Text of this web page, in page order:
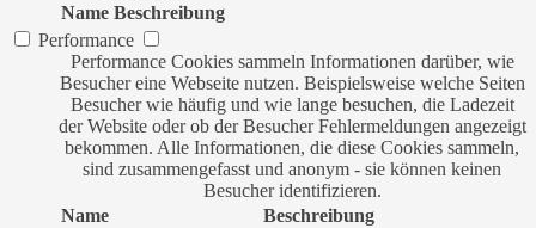
Name Beschreibung
Performance
Performance Cookies sammeln Informationen darüber, wie
Besucher eine Webseite nutzen. Beispielsweise welche Seiten
Besucher wie häufig und wie lange besuchen, die Ladezeit
der Website oder ob der Besucher Fehlermeldungen angezeigt
bekommen. Alle Informationen, die diese Cookies sammeln,
sind zusammengefasst und anonym - sie können keinen
Besucher identifizieren.
Name
Beschreibung